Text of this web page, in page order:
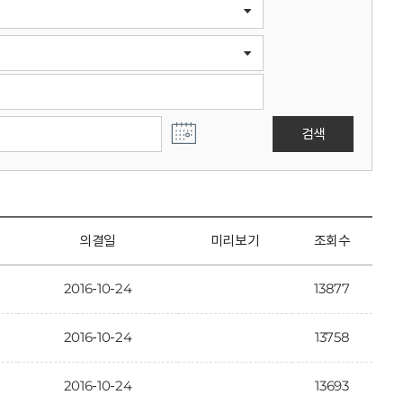
검색
의결일 미리보기 조회수
2016-10-24 13877
2016-10-24 13758
2016-10-24 13693